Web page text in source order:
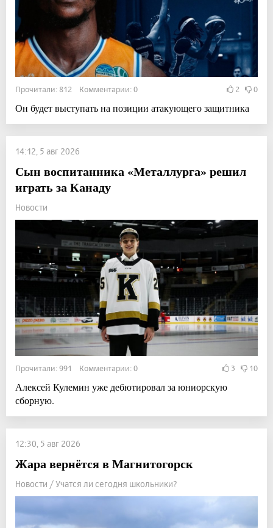
Прочитали: 812 Комментарии: 0 2 0
Он будет выступать на позиции атакующего защитника
14:12, 5 авг 2026
Сын воспитанника «Металлурга» решил
играть за Канаду
Новости
Прочитали: 991 Комментарии: 0 3 10
Алексей Кулемин уже дебютировал за юниорскую
сборную.
12:30, 5 авг 2026
Жара вернётся в Магнитогорск
Новости / Учатся ли сегодня школьники?